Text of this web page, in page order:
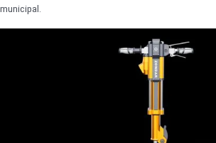
municipal.